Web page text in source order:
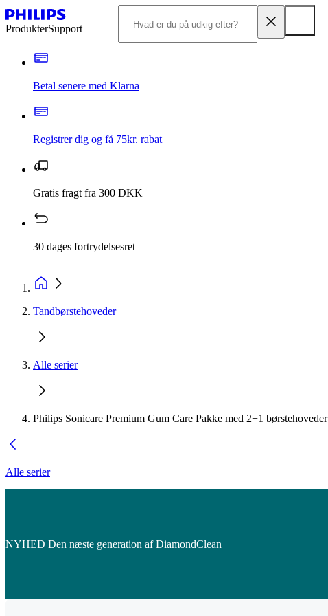
ProdukterSupport
Betal senere med Klarna
Registrer dig og få 75kr. rabat
Gratis fragt fra 300 DKK
30 dages fortrydelsesret
Tandbørstehoveder
Alle serier
Philips Sonicare Premium Gum Care Pakke med 2+1 børstehoveder
Alle serier
NYHED Den næste generation af DiamondClean